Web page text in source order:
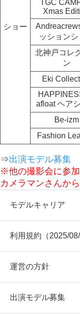
ショー
TGC
Xmas
ッション
北神戸コレ
ン
Eki
afloat ヘア
Be-izm
Fashion
⇒出演モデル募集
※他の撮影会に参
カメラマンさんか
モデルキャリア
利用規約（2025/08/
運営の方針
出演モデル募集